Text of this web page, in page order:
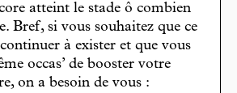
atteint le stade ô combien
Bref, si vous souhaitez que ce
à exister et que vous
occas’ de booster votre
on a besoin de vous :